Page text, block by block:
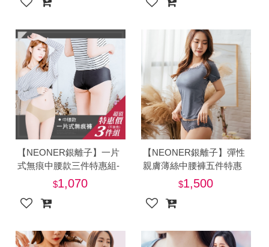
【NEONER銀離子】一片
式無痕中腰款三件特惠組-
1,070
【NEONER銀離子】彈性
親膚薄絲中腰褲五件特惠
1,500